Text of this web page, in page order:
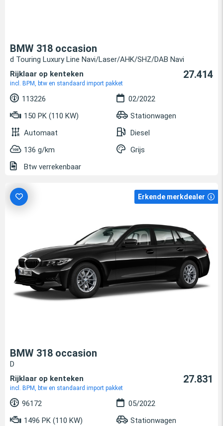
BMW 318 occasion
d Touring Luxury Line Navi/Laser/AHK/SHZ/DAB Navi
Rijklaar op kenteken
incl. BPM, btw en standaard import pakket
27.414
113226
02/2022
150 PK (110 KW)
Stationwagen
Automaat
Diesel
136 g/km
Grijs
Btw verrekenbaar
Erkende merkdealer
BMW 318 occasion
D
Rijklaar op kenteken
incl. BPM, btw en standaard import pakket
27.831
96172
05/2022
1496 PK (110 KW)
Stationwagen